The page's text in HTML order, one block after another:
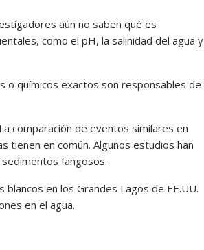
aún no saben qué es
como el pH, la salinidad del agua y
o químicos exactos son responsables de
comparación de eventos similares en
tienen en común. Algunos estudios han
fangosos.
en los Grandes Lagos de EE.UU.
en el agua.